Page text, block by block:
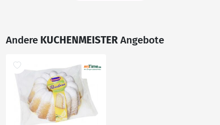
Andere KUCHENMEISTER Angebote